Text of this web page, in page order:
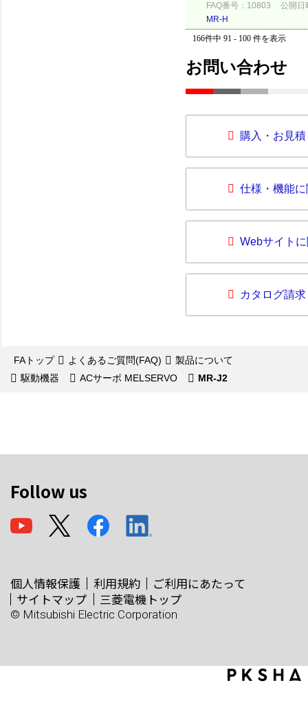
FAQ番号：10803
公開日
MR-H
166件中 91 - 100 件を表示
お問い合わせ
購入・お見
仕様・機能
Webサイト
カタログ請求
FAトップ よくあるご質問(FAQ)
製品について
駆動機器
ACサーボ MELSERVO MR-J2
Follow us
個人情報保護 利用規約
ご利用にあたって
サイトマップ
三菱電機トップ
© Mitsubishi Electric Corporation